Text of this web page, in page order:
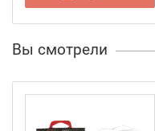
Вы смотрели